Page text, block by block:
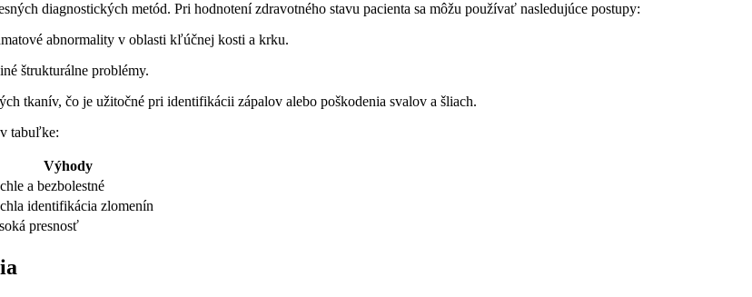
diagnostických metód. Pri⁤ hodnotení zdravotného ‍stavu pacienta sa môžu používať nasledujúce postupy:
abnormality v oblasti kľúčnej ⁢kosti a krku.
⁢štrukturálne problémy.
⁢tkanív, čo‌ je užitočné pri identifikácii zápalov alebo poškodenia svalov a šliach.
tabuľke:
Výhody
a bezbolestné
identifikácia zlomenín
⁢presnosť